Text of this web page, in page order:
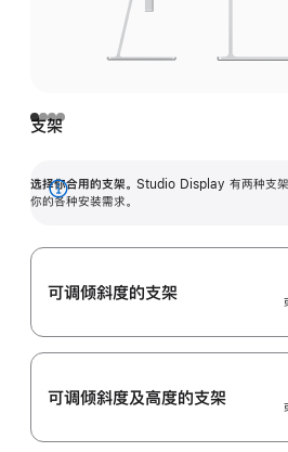
支架
选择你合用的支架。 Studio Display 有两种支架
你的各种安装需求。
展
可调倾斜度的支架
可调倾斜度及高‍度的支‍架